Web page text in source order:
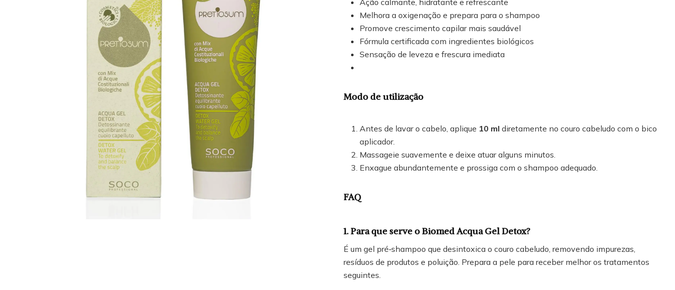
Melhora a oxigenação e prepara para o shampoo
Promove crescimento capilar mais saudável
Fórmula certificada com ingredientes biológicos
Sensação de leveza e frescura imediata
Modo de utilização
Antes de lavar o cabelo, aplique 10 ml diretamente no couro cabeludo com o bico
aplicador.
Massageie suavemente e deixe atuar alguns minutos.
Enxague abundantemente e prossiga com o shampoo adequado.
FAQ
1. Para que serve o Biomed Acqua Gel Detox?
É um gel pré‑shampoo que desintoxica o couro cabeludo, removendo impurezas,
resíduos de produtos e poluição. Prepara a pele para receber melhor os tratamentos
seguintes.